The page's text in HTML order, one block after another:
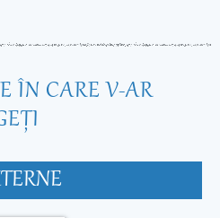
ÎN CARE V-AR